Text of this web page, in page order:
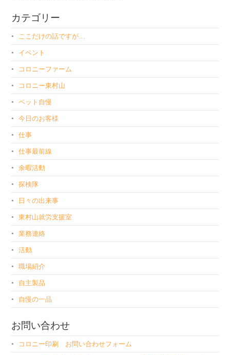
カテゴリー
ここだけの話ですが…
イベント
コロニーファーム
コロニー東村山
ペット自慢
今日のお客様
仕事
仕事最前線
余暇活動
探検隊
日々の出来事
東村山就労支援室
業務連絡
活動
職場紹介
自主製品
自慢の一品
お問い合わせ
コロニー印刷 お問い合わせフォーム